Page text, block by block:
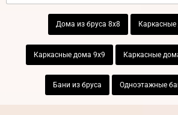
Дома из бруса 8х8
Каркасные дома 9х9 Каркасные
Бани из бруса Одноэтажные